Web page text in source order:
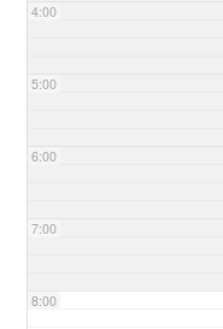
4:00
5:00
6:00
7:00
8:00